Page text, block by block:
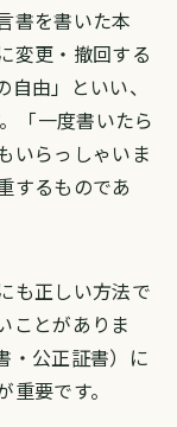
書を書いた本
変更・撤回する
由」といい、
「一度書いたら
いらっしゃいま
するものであ
も正しい方法で
ことがありま
・公正証書）に
要です。